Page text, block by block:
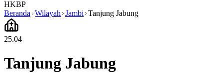
HKBP
Beranda Wilayah Jambi Tanjung Jabung
25.04
Tanjung Jabung